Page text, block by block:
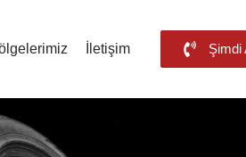
İletişim Şimdi